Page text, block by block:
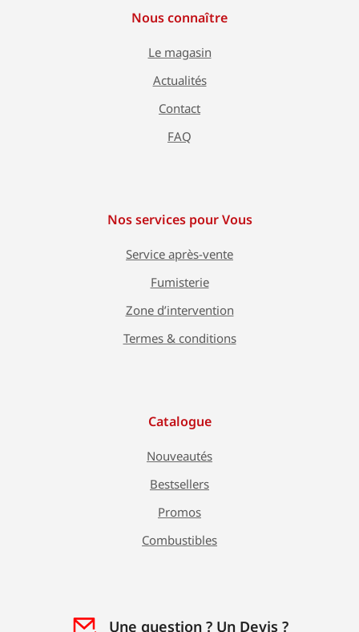
Nous connaître
Le magasin
Actualités
Contact
FAQ
Nos services pour Vous
Service après-vente
Fumisterie
Zone d’intervention
Termes & conditions
Catalogue
Nouveautés
Bestsellers
Promos
Combustibles
Une question ? Un Devis ?